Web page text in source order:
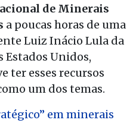
de Minerais
a poucas horas de uma
Luiz Inácio Lula da
Estados Unidos,
ter esses recursos
um dos temas.
em minerais